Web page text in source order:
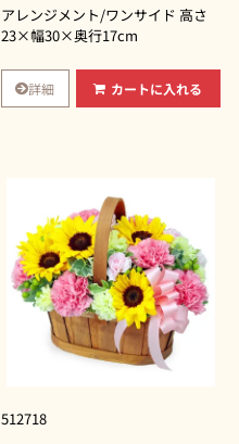
アレンジメント/ワンサイド 高さ
23×幅30×奥行17cm
詳細 カートに入れる
512718